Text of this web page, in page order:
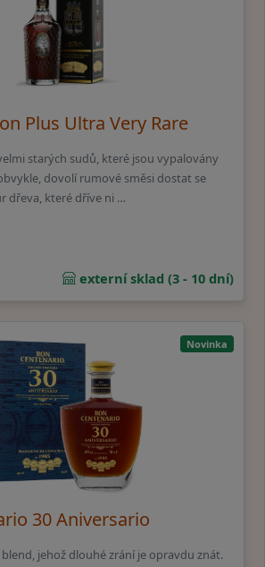
Plus Ultra Very Rare
starých sudů, které jsou vypalovány
dovolí rumové směsi dostat se
dřeva, které dříve ni …
externí sklad (3 - 10 dní)
Novinka
30 Aniversario
jehož dlouhé zrání je opravdu znát.